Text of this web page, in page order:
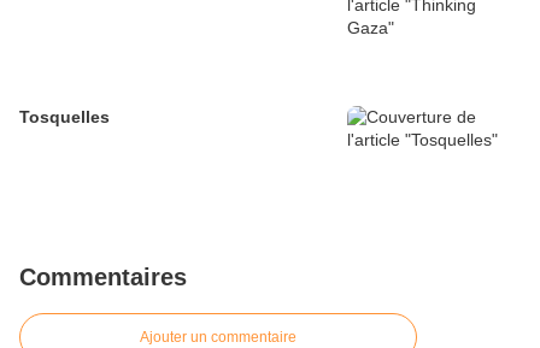
Tosquelles
Commentaires
Ajouter un commentaire